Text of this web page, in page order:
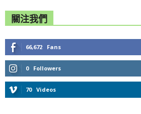
關注我們
66,672 Fans
0 Followers
70 Videos